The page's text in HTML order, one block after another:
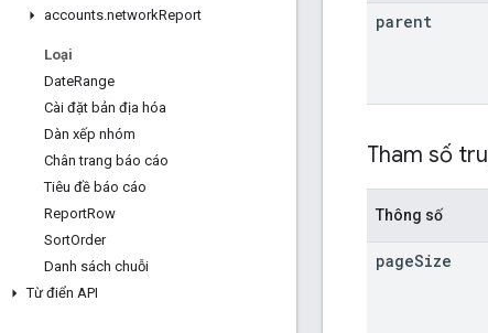
accounts.networkReport
Loại
DateRange
Cài đặt bản địa hóa
Dàn xếp nhóm
Chân trang báo cáo
Tiêu đề báo cáo
ReportRow
SortOrder
Danh sách chuỗi
Từ điển API
parent
Tham số
Thông số
pageSize